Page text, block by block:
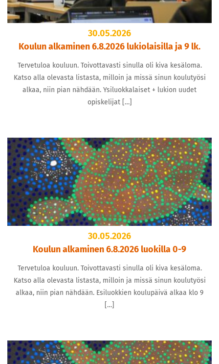
30.05.2026
Koulun alkaminen 6.8.2026 lukiolaisilla ja 9 lk.
Tervetuloa kouluun. Toivottavasti sinulla oli kiva kesäloma.
Katso alla olevasta listasta, milloin ja missä sinun koulutyösi
alkaa, niin pian nähdään. Ysiluokkalaiset + lukion uudet
opiskelijat […]
30.05.2026
Koulun alkaminen 6.8.2026 luokilla 0-9
Tervetuloa kouluun. Toivottavasti sinulla oli kiva kesäloma.
Katso alla olevasta listasta, milloin ja missä sinun koulutyösi
alkaa, niin pian nähdään. Esiluokkien koulupäivä alkaa klo 9
[…]